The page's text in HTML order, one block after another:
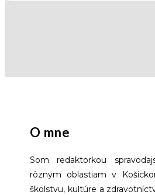
O mne
Som redaktorkou
rôznym oblastiam v
školstvu, kultúre a